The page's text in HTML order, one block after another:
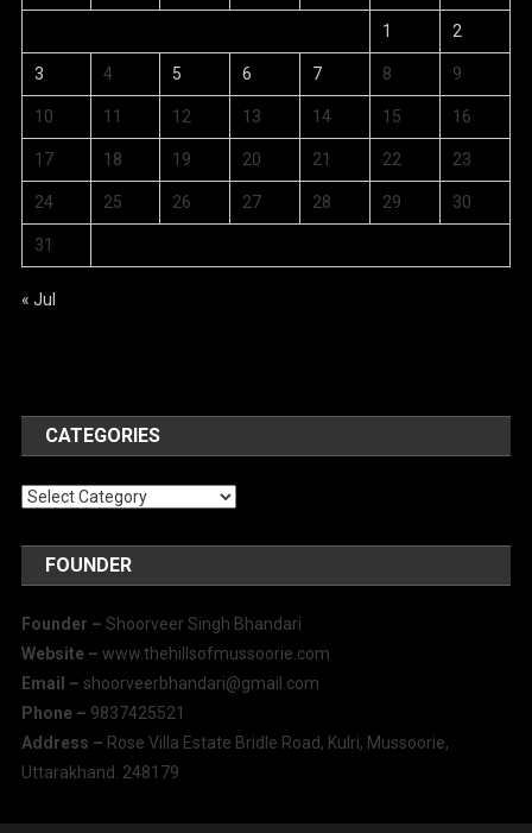
1 2
3 4 5 6 7 8 9
10 11 12 13 14 15 16
17 18 19 20 21 22 23
24 25 26 27 28 29 30
31
« Jul
CATEGORIES
Categories
FOUNDER
Founder – Shoorveer Singh Bhandari
Website – www.thehillsofmussoorie.com
Email – shoorveerbhandari@gmail.com
Phone – 9837425521
Address – Rose Villa Estate Bridle Road, Kulri, Mussoorie,
Uttarakhand. 248179